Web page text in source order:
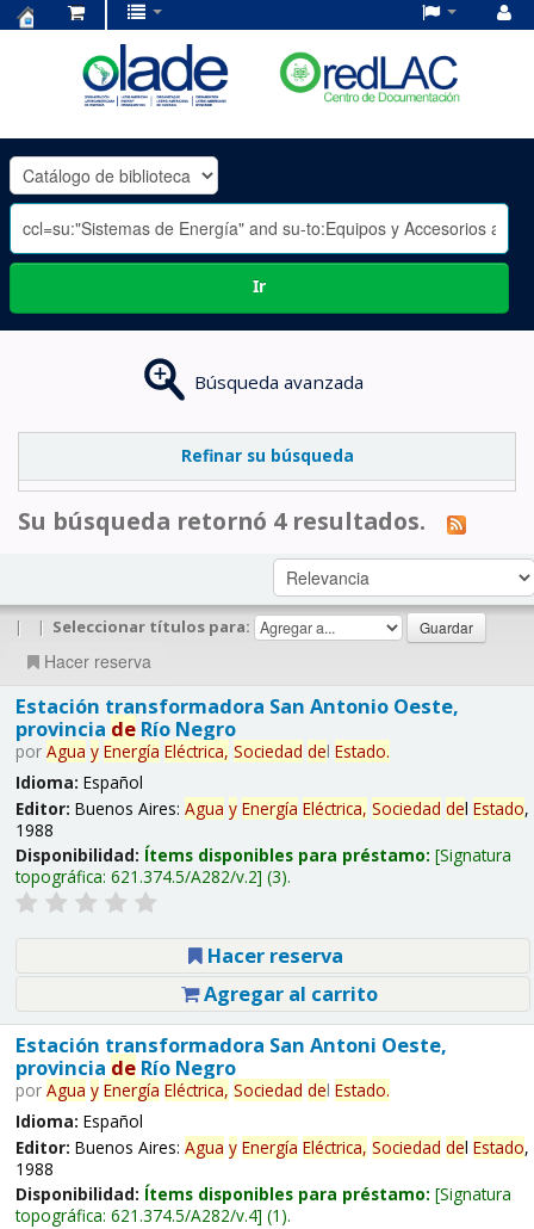
OLADE
-
Ir
Búsqueda avanzada
Refinar su búsqueda
Su búsqueda retornó 4 resultados.
| | Seleccionar títulos para:
Hacer reserva
Estación transformadora San Antonio Oeste,
provincia deRío Negro
por Agua y Energía Eléctrica, Sociedad del Estado.
Idioma: Español
Editor: Buenos Aires: Agua y Energía Eléctrica, Sociedad del Estado,
1988
Disponibilidad: Ítems disponibles para préstamo: Signatura
topográfica: 621.374.5/A282/v.2 (3).
Hacer reserva
Agregar al carrito
Estación transformadora San Antoni Oeste,
provincia deRío Negro
por Agua y Energía Eléctrica, Sociedad del Estado.
Idioma: Español
Editor: Buenos Aires: Agua y Energía Eléctrica, Sociedad del Estado,
1988
Disponibilidad: Ítems disponibles para préstamo: Signatura
topográfica: 621.374.5/A282/v.4 (1).